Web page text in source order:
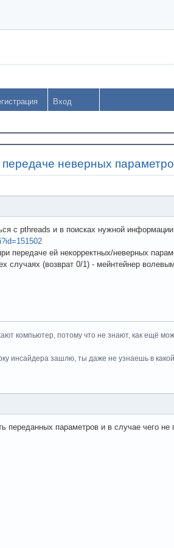
Вход
неверных
с pthreads и в поисках нужной
передаче ей некорректных/неверных
случаях (возврат 0/1) - мейнтейнер
компьютер, потому что не знают, как ещё
инсайдера зашлю, ты даже не узнаешь в
переданных параметров и в случае чего не